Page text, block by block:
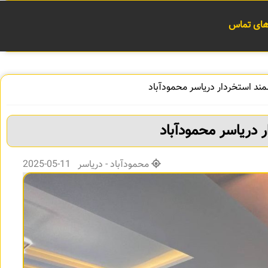
های تماس
استخردار دریاسر محمودآباد
دریاسر محمودآباد
محمودآباد - دریاسر 11-05-2025